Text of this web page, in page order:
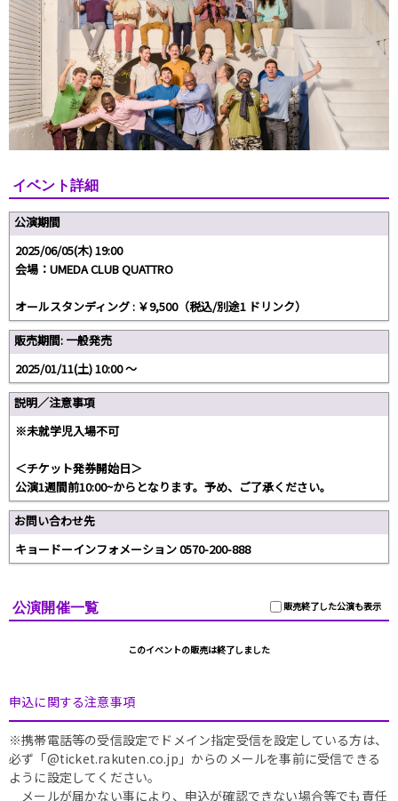
イベント詳細
公演期間
2025/06/05(木) 19:00
会場：UMEDA CLUB QUATTRO
オールスタンディング : ￥9,500（税込/別途1 ドリンク）
販売期間: 一般発売
2025/01/11(土) 10:00 〜
説明／注意事項
※未就学児入場不可
＜チケット発券開始日＞
公演1週間前10:00~からとなります。予め、ご了承ください。
お問い合わせ先
キョードーインフォメーション 0570-200-888
販売終了した公演も表示
公演開催一覧
このイベントの販売は終了しました
申込に関する注意事項
※携帯電話等の受信設定でドメイン指定受信を設定している方は、
必ず「@ticket.rakuten.co.jp」からのメールを事前に受信できる
ように設定してください。
メールが届かない事により、申込が確認できない場合等でも責任